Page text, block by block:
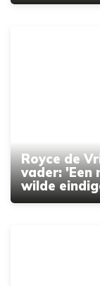
Royce de
vader: 'Een
wilde